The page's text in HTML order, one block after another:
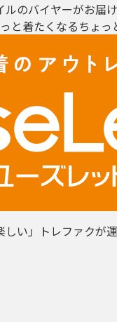
ルのバイヤーがお届
と着たくなるちょっ
しい」トレファクが